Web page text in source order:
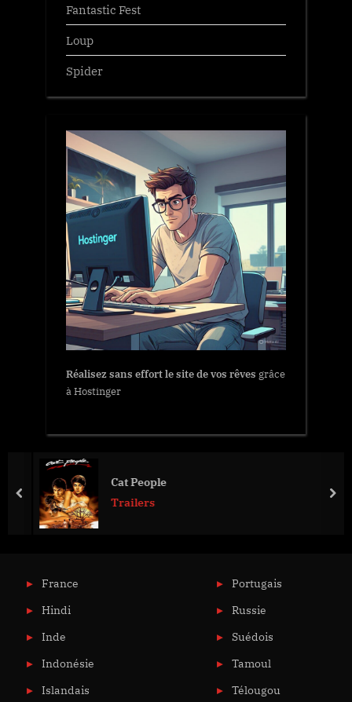
Fantastic Fest
Loup
Spider
Réalisez sans effort le site de vos rêves grâce
à Hostinger
Cat People
Trailers
prev
France
Hindi
Inde
Indonésie
Islandais
Portugais
Russie
Suédois
Tamoul
Télougou